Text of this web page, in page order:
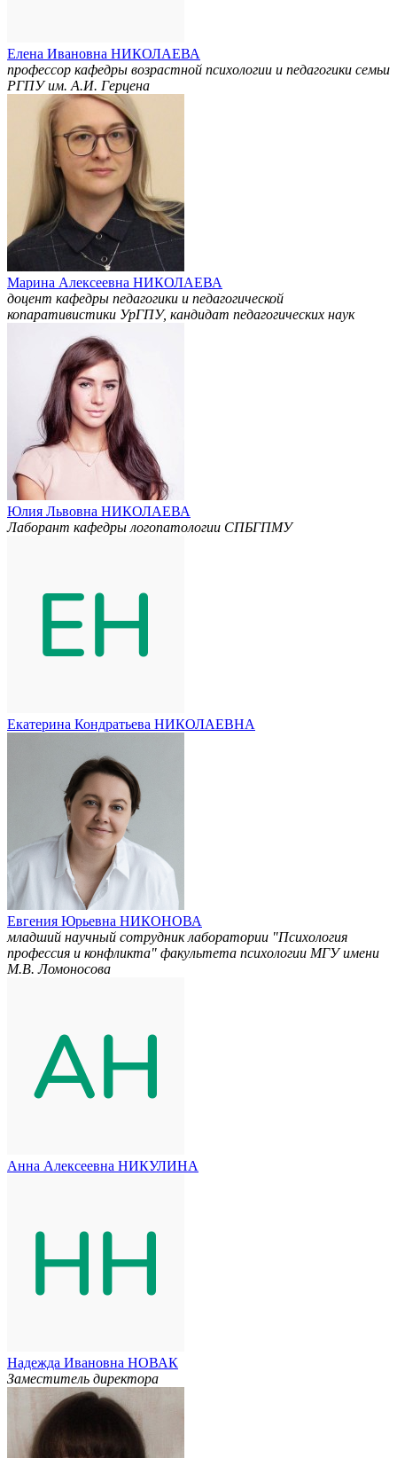
Елена Ивановна НИКОЛАЕВА
профессор кафедры возрастной психологии и педагогики семьи
РГПУ им. А.И. Герцена
Марина Алексеевна НИКОЛАЕВА
доцент кафедры педагогики и педагогической
копаративистики УрГПУ, кандидат педагогических наук
Юлия Львовна НИКОЛАЕВА
Лаборант кафедры логопатологии СПБГПМУ
Екатерина Кондратьева НИКОЛАЕВНА
Евгения Юрьевна НИКОНОВА
младший научный сотрудник лаборатории "Психология
профессия и конфликта" факультета психологии МГУ имени
М.В. Ломоносова
Анна Алексеевна НИКУЛИНА
Надежда Ивановна НОВАК
Заместитель директора